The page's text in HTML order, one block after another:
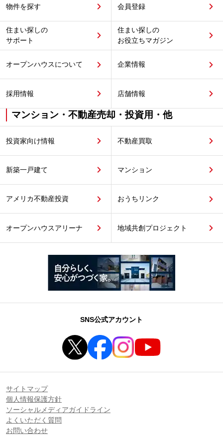
物件を探す 会員登録
住まい探しの
サポート
住まい探しの
お役立ちマガジン
オープンハウスについて 企業情報
採用情報 店舗情報
マンション・不動産売却・投資用・他
投資家向け情報 不動産買取
新築一戸建て マンション
アメリカ不動産投資 おうちリンク
オープンハウスアリーナ 地域共創プロジェクト
SNS公式アカウント
サイトマップ
個人情報保護方針
ソーシャルメディアガイドライン
よくいただく質問
お問い合わせ